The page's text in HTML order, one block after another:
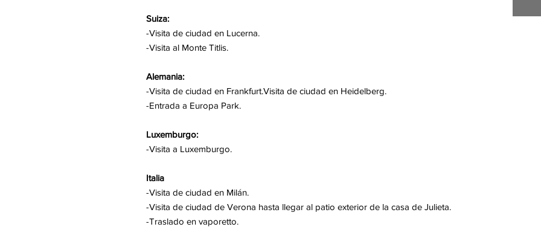
Suiza:
-Visita de ciudad en Lucerna.
-Visita al Monte Titlis.
Alemania:
-Visita de ciudad en Frankfurt.Visita de ciudad en Heidelberg.
-Entrada a Europa Park.
Luxemburgo:
-Visita a Luxemburgo.
Italia
-Visita de ciudad en Milán.
-Visita de ciudad de Verona hasta llegar al patio exterior de la casa de Julieta.
-Traslado en vaporetto.